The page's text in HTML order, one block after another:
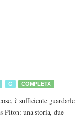
G COMPLETA
è sufficiente guardarle
Piton: una storia, due